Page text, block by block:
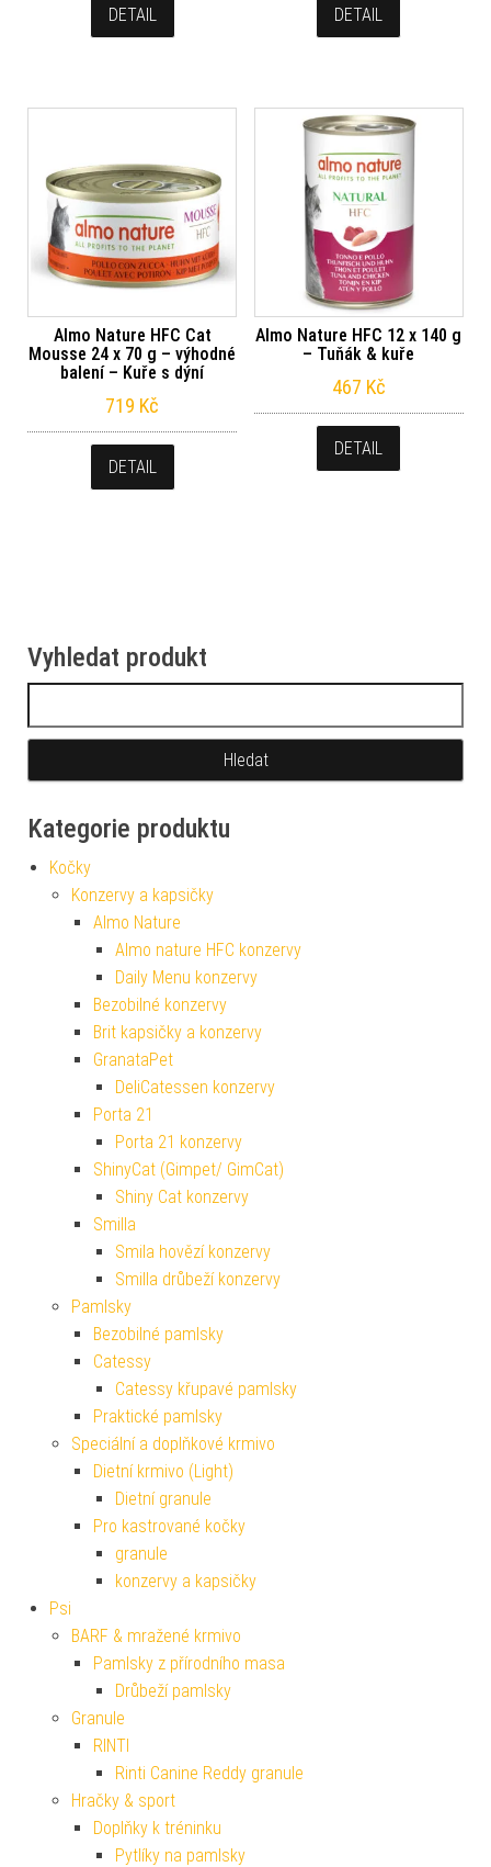
DETAIL DETAIL
Almo Nature HFC Cat
Mousse 24 x 70 g – výhodné
balení – Kuře s dýní
719 Kč
DETAIL
Almo Nature HFC 12 x 140 g
– Tuňák & kuře
467 Kč
DETAIL
Vyhledat produkt
Kategorie produktu
Kočky
Konzervy a kapsičky
Almo Nature
Almo nature HFC konzervy
Daily Menu konzervy
Bezobilné konzervy
Brit kapsičky a konzervy
GranataPet
DeliCatessen konzervy
Porta 21
Porta 21 konzervy
ShinyCat (Gimpet/ GimCat)
Shiny Cat konzervy
Smilla
Smila hovězí konzervy
Smilla drůbeží konzervy
Pamlsky
Bezobilné pamlsky
Catessy
Catessy křupavé pamlsky
Praktické pamlsky
Speciální a doplňkové krmivo
Dietní krmivo (Light)
Dietní granule
Pro kastrované kočky
granule
konzervy a kapsičky
Psi
BARF & mražené krmivo
Pamlsky z přírodního masa
Drůbeží pamlsky
Granule
RINTI
Rinti Canine Reddy granule
Hračky & sport
Doplňky k tréninku
Pytlíky na pamlsky